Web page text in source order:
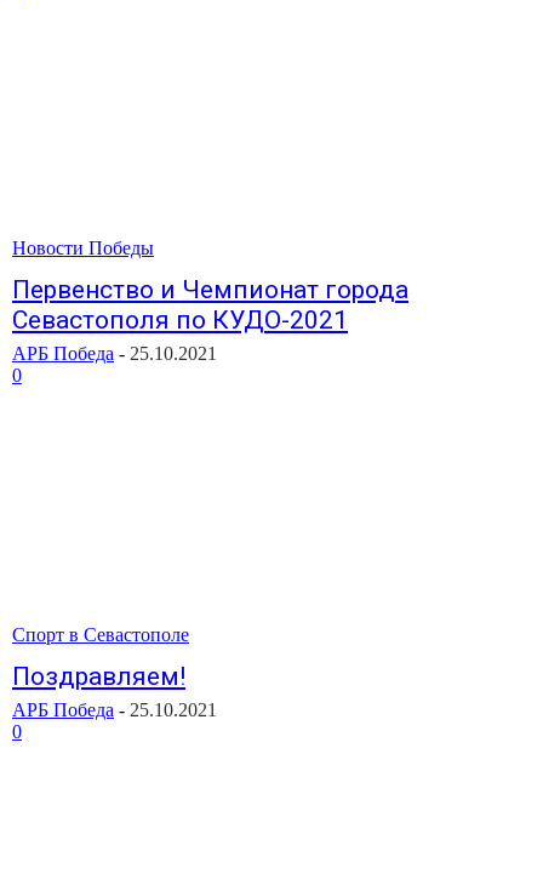
Новости Победы
Первенство и Чемпионат города
Севастополя по КУДО-2021
АРБ Победа - 25.10.2021
0
Спорт в Севастополе
Поздравляем!
АРБ Победа - 25.10.2021
0